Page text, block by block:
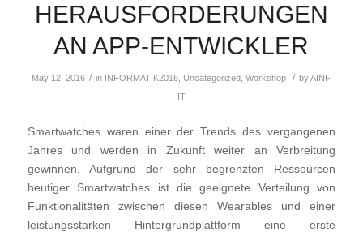
HERAUSFORDERUNGEN
AN APP-ENTWICKLER
May 12, 2016 / in INFORMATIK2016 Uncategorized ,Workshop / byAINF
IT
Smartwatches waren einer der Trends des vergangenen
Jahres und werden in Zukunft weiter an Verbreitung
gewinnen. Aufgrund der sehr begrenzten Ressourcen
heutiger Smartwatches ist die geeignete Verteilung von
Funktionalitäten zwischen diesen Wearables und einer
leistungsstarken Hintergrundplattform eine erste